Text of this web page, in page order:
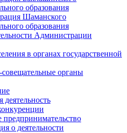
образования
Шаманского
образования
Администрации
в органах государственной
совещательные органы
предпринимательство
о деятельности